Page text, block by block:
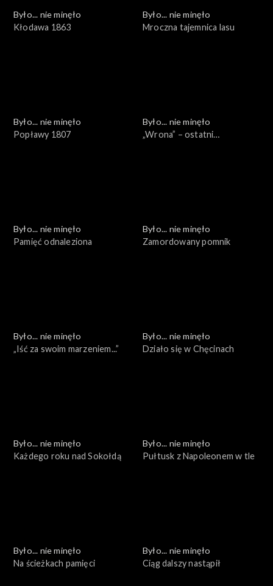
Było... nie minęło
Kłodawa 1863
Było... nie minęło
Mroczna tajemnica lasu
Było... nie minęło
Popławy 1807
Było... nie minęło
„Wrona” – ostatni
Było... nie minęło
Pamięć odnaleziona
Było... nie minęło
Zamordowany pomnik
Było... nie minęło
„Iść za swoim marzeniem...”
Było... nie minęło
Działo się w Chęcinach
Było... nie minęło
Każdego roku nad Sokołdą
Było... nie minęło
Pułtusk z Napoleonem w tle
Było... nie minęło
Na ścieżkach pamięci
Było... nie minęło
Ciąg dalszy nastąpił